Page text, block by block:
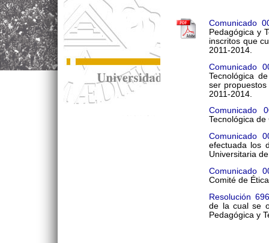
Comunicado
Pedagógica y
inscritos que
2011-2014.
Comunicado
Tecnológica
ser
2011-2014.
Comunicado
Tecnológica
Comunicado
efectuada los
Universitaria
Comunicado
Comité de
Resolución
de la cual se
Pedagógica y